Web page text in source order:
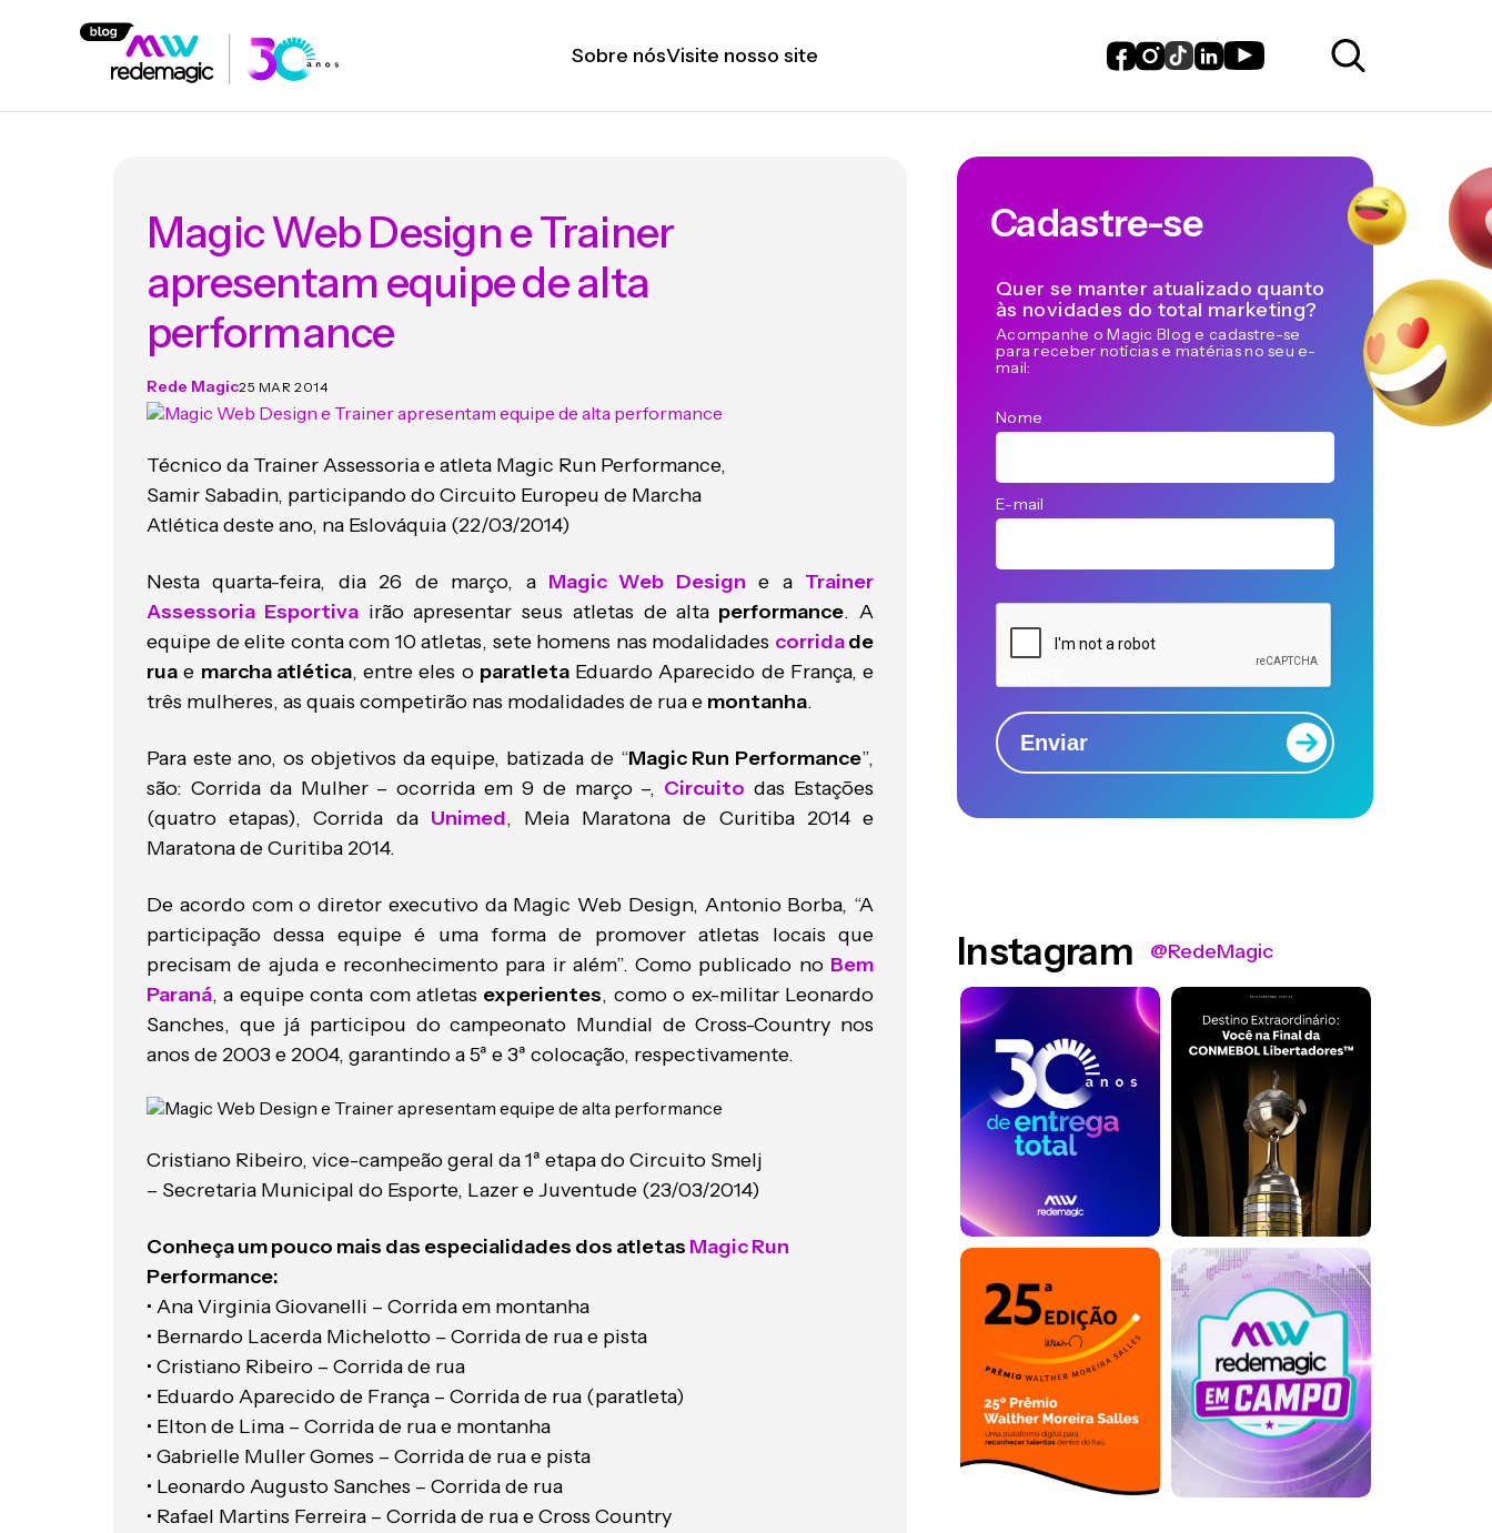
Sobre nósVisite nosso site
Magic Web Design e Trainer
apresentam equipe de alta
performance
Rede Magic25 MAR 2014
Técnico da Trainer Assessoria e atleta Magic Run Performance,
Samir Sabadin, participando do Circuito Europeu de Marcha
Atlética deste ano, na Eslováquia (22/03/2014)
Nesta quarta-feira, dia 26 de março, a Magic Web Design e a Trainer
Assessoria Esportivairão apresentar seus atletas de alta performance. A
equipe de elite conta com 10 atletas, sete homens nas modalidades corridade
rua e marcha atlética, entre eles o paratletaEduardo Aparecido de França, e
três mulheres, as quais competirão nas modalidades de rua e montanha.
Para este ano, os objetivos da equipe, batizada de “Magic Run Performance”,
são: Corrida da Mulher – ocorrida em 9 de março –, Circuito das Estações
(quatro etapas), Corrida da Unimed, Meia Maratona de Curitiba 2014 e
Maratona de Curitiba 2014.
De acordo com o diretor executivo da Magic Web Design, Antonio Borba, “A
participação dessa equipe é uma forma de promover atletas locais que
precisam de ajuda e reconhecimento para ir além”. Como publicado no Bem
Paraná, a equipe conta com atletas experientes, como o ex-militar Leonardo
Sanches, que já participou do campeonato Mundial de Cross-Country nos
anos de 2003 e 2004, garantindo a 5ª e 3ª colocação, respectivamente.
Cristiano Ribeiro, vice-campeão geral da 1ª etapa do Circuito Smelj
– Secretaria Municipal do Esporte, Lazer e Juventude (23/03/2014)
Conheça um pouco mais das especialidades dos atletas Magic Run
Performance:
• Ana Virginia Giovanelli – Corrida em montanha
• Bernardo Lacerda Michelotto – Corrida de rua e pista
• Cristiano Ribeiro – Corrida de rua
• Eduardo Aparecido de França – Corrida de rua (paratleta)
• Elton de Lima – Corrida de rua e montanha
• Gabrielle Muller Gomes – Corrida de rua e pista
• Leonardo Augusto Sanches – Corrida de rua
• Rafael Martins Ferreira – Corrida de rua e Cross Country
Cadastre-se
Quer se manter atualizado quanto
às novidades do total marketing?
Acompanhe o Magic Blog e cadastre-se
para receber notícias e matérias no seu e-
mail:
Nome
E-mail
Enviar
Instagram @RedeMagic